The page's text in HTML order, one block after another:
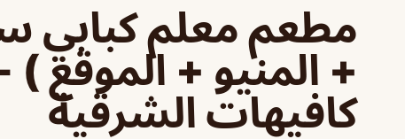
مطعم معلم كبابي
+ المنيو + الموقع
كافيهات الشرقية